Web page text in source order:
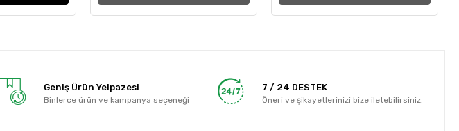
Geniş Ürün Yelpazesi
Binlerce ürün ve kampanya seçeneği
7 / 24 DESTEK
Öneri ve şikayetlerinizi bize iletebilirsiniz.